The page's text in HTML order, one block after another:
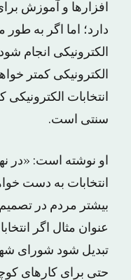
افزارها و آموزش
دارد؛ اما اگر به
الکترونیکی انجام
الکترونیکی کمتر
انتخابات
سنتی است.
او نوشته است: «در
انتخابات به دست
بیشتر مردم در
عنوان مثال اگر
تبدیل شود شورای
حتی برای کارهای